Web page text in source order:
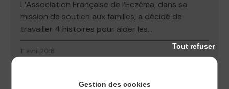
L’Association Française de l’Eczéma, dans sa
mission de soutien aux familles, a décidé de
travailler 4 histoires pour aider les...
11 avril 2018
Gestion des cookies
Tout refuser